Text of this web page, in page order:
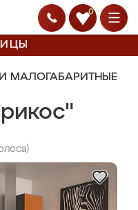
0
МАЛОГАБАРИТНЫЕ